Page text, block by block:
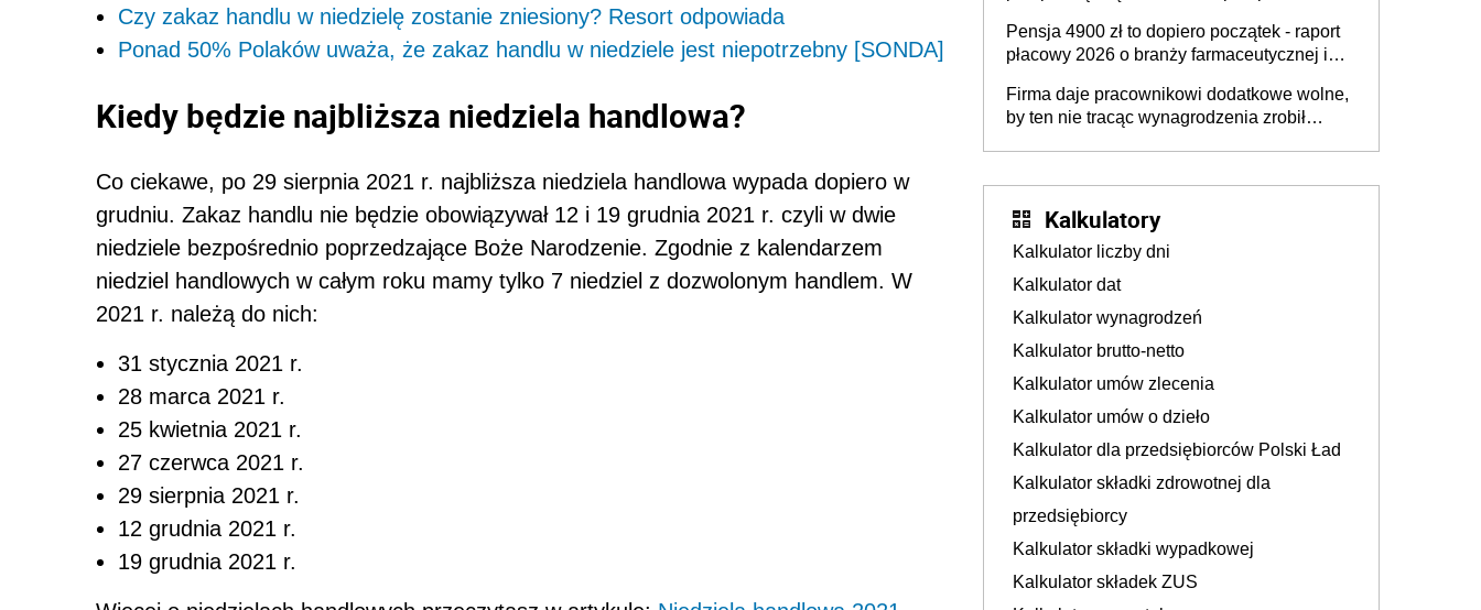
Czy zakaz handlu w niedzielę zostanie zniesiony? Resort odpowiada
Ponad 50% Polaków uważa, że zakaz handlu w niedziele jest niepotrzebny [SONDA]
Kiedy będzie najbliższa niedziela handlowa?
Co ciekawe, po 29 sierpnia 2021 r. najbliższa niedziela handlowa wypada dopiero w
grudniu. Zakaz handlu nie będzie obowiązywał 12 i 19 grudnia 2021 r. czyli w dwie
niedziele bezpośrednio poprzedzające Boże Narodzenie. Zgodnie z kalendarzem
niedziel handlowych w całym roku mamy tylko 7 niedziel z dozwolonym handlem. W
2021 r. należą do nich:
31 stycznia 2021 r.
28 marca 2021 r.
25 kwietnia 2021 r.
27 czerwca 2021 r.
29 sierpnia 2021 r.
12 grudnia 2021 r.
19 grudnia 2021 r.
ubezpieczeniom społecznym
Pensja 4900 zł to dopiero początek - raport
płacowy 2026 o branży farmaceutycznej i
Firma daje pracownikowi dodatkowe wolne,
by ten nie tracąc wynagrodzenia zrobił
Kalkulatory
Kalkulator liczby dni
Kalkulator dat
Kalkulator wynagrodzeń
Kalkulator brutto-netto
Kalkulator umów zlecenia
Kalkulator umów o dzieło
Kalkulator dla przedsiębiorców Polski Ład
Kalkulator składki zdrowotnej dla
przedsiębiorcy
Kalkulator składki wypadkowej
Kalkulator składek ZUS